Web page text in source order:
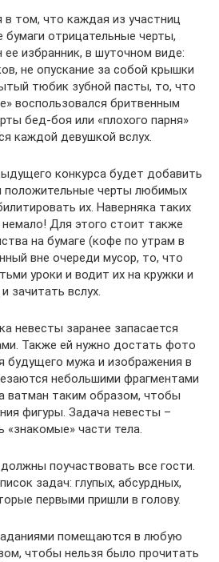
в том, что каждая из участниц
бумаги отрицательные черты,
избранник, в шуточном виде:
не опускание за собой крышки
тюбик зубной пасты, то, что
воспользовался бритвенным
бед-боя или «плохого парня»
каждой девушкой вслух.
конкурса будет добавить
положительные черты любимых
их. Наверняка таких
немало! Для этого стоит также
на бумаге (кофе по утрам в
вне очереди мусор, то, что
уроки и водит их на кружки и
зачитать вслух.
невесты заранее запасается
Также ей нужно достать фото
будущего мужа и изображения в
небольшими фрагментами
ватман таким образом, чтобы
фигуры. Задача невесты –
«знакомые» части тела.
поучаствовать все гости.
задач: глупых, абсурдных,
первыми пришли в голову.
помещаются в любую
чтобы нельзя было прочитать